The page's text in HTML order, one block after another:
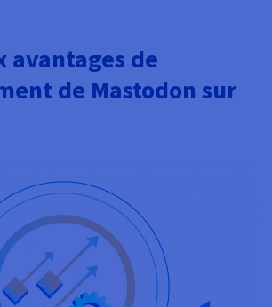
avantages de
de Mastodon sur